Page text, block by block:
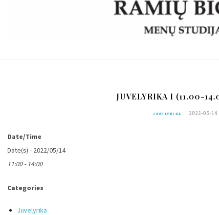
JUVELYRIKA I (11.00-
JUVELYRIKA 2022-05-14
Date/Time
Date(s) - 2022/05/14
11:00 - 14:00
Categories
Juvelyrika